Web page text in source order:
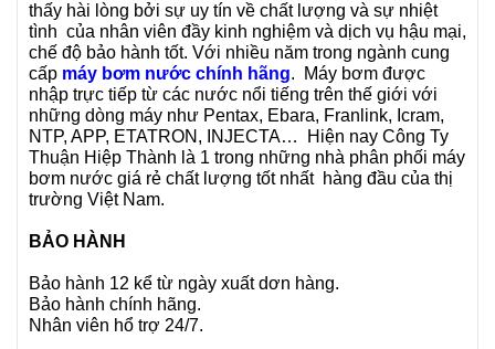
thấy hài lòng bởi sự uy tín về chất lượng và sự nhiệt
tình của nhân viên đầy kinh nghiệm và dịch vụ hậu mại,
chế độ bảo hành tốt. Với nhiều năm trong ngành cung
cấp máy bơm nước chính hãng. Máy bơm được
nhập trực tiếp từ các nước nổi tiếng trên thế giới với
những dòng máy như Pentax, Ebara, Franlink, Icram,
NTP, APP, ETATRON, INJECTA… Hiện nay Công Ty
Thuận Hiệp Thành là 1 trong những nhà phân phối máy
bơm nước giá rẻ chất lượng tốt nhất hàng đầu của thị
trường Việt Nam.
BẢO HÀNH
Bảo hành 12 kể từ ngày xuất dơn hàng.
Bảo hành chính hãng.
Nhân viên hổ trợ 24/7.